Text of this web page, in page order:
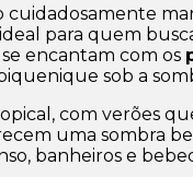
cuidadosamente
para quem
encantam com os
sob a
com verões
uma sombra
banheiros e